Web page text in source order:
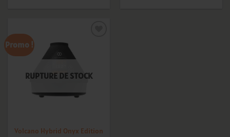
Promo !
RUPTURE DE STOCK
Volcano Hybrid Onyx Edition